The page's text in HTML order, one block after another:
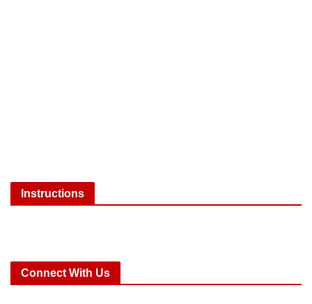
Instructions
Connect With Us